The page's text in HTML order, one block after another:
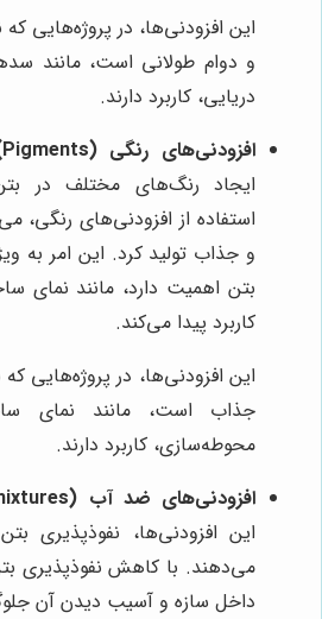
این افزودنی‌ها، در پروژه‌هایی که
و دوام طولانی است، مانند
دریایی، کاربرد دارند.
افزودنی‌های رنگی (Pigments):
ایجاد رنگ‌های مختلف در
استفاده از افزودنی‌های رنگی،
و جذاب تولید کرد. این امر به
بتن اهمیت دارد، مانند نمای
کاربرد پیدا می‌کند.
این افزودنی‌ها، در پروژه‌هایی که
جذاب است، مانند نمای
محوطه‌سازی، کاربرد دارند.
افزودنی‌های ضد آب (Waterproofing Admixtures):
این افزودنی‌ها، نفوذپذیری
می‌دهند. با کاهش نفوذپذیری
داخل سازه و آسیب دیدن آن